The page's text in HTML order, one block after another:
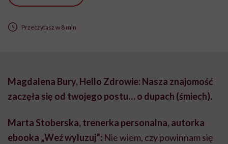
Przeczytasz w 8 min
Magdalena Bury, Hello Zdrowie: Nasza znajomość
zaczęła się od twojego postu… o dupach (śmiech).
Marta Stoberska, trenerka personalna, autorka
ebooka „Weź wyluzuj”: Nie wiem, czy powinnam się